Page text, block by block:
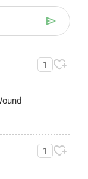

1 
1 